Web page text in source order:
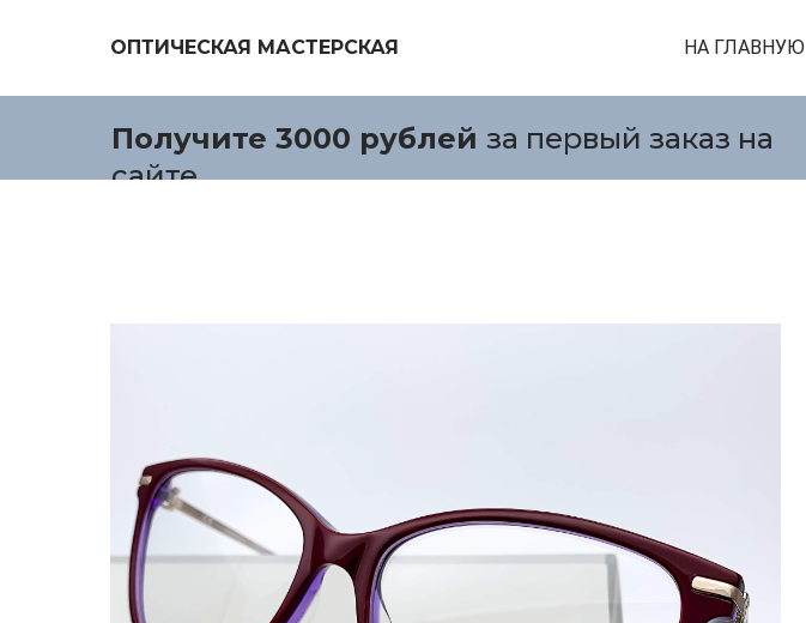
ОПТИЧЕСКАЯ МАСТЕРСКАЯ НА ГЛАВНУЮ
Получите 3000 рублей за первый заказ на
сайте.